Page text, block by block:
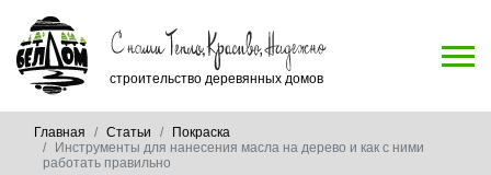
строительство деревянных домов
Главная Статьи
Покраска
Инструменты для нанесения масла на дерево и как с ними
работать правильно